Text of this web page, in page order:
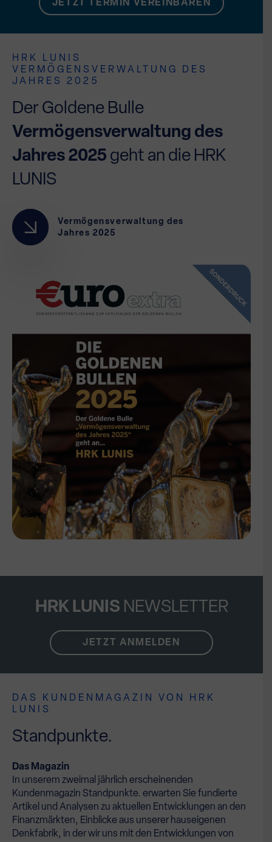
JETZT TERMIN VEREINBAREN
HRK LUNIS
VERMÖGENSVERWALTUNG DES
JAHRES 2025
Der Goldene Bulle
Vermögensverwaltung des
Jahres 2025 geht an die HRK
LUNIS
Vermögensverwaltung des
Jahres 2025
HRK LUNIS NEWSLETTER
JETZT ANMELDEN
DAS KUNDENMAGAZIN VON HRK
LUNIS
Standpunkte.
Das Magazin
In unserem zweimal jährlich erscheinenden
Kundenmagazin Standpunkte. erwarten Sie fundierte
Artikel und Analysen zu aktuellen Entwicklungen an den
Finanzmärkten, Einblicke aus unserer hauseigenen
Denkfabrik, in der wir uns mit den Entwicklungen von